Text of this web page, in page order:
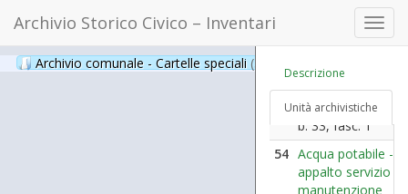
Archivio Storico Civico – Inventari
Archivio comunale - Cartelle speciali (397)
Descrizione
Unità archivistiche
53
Acqua potabile -
all'esercizio
dell'acquedotto
(1924 - 1928)
b. 33, fasc. 1
54 Acqua potabile -
appalto servizio
manutenzione